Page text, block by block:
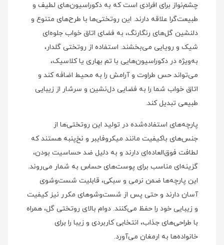
چشم‌نواز برای افرادی است که به دکوراسیون‌های لطیف و
طبیعت‌گرا علاقه دارند. این روتختی‌ها با طرح‌های متنوع و
دلنشین گل‌های رنگارنگ، به فضای اتاق خواب جلوه‌ای
شیک و رویایی می‌بخشند. استفاده از روتختی گلدار،
به‌ویژه در دکوراسیون‌هایی با تم بهاری یا کلاسیک،
می‌تواند حس طراوت و آرامش را به محیط اضافه کند و
اتاق خواب شما را به فضایی دل‌نشین و سرشار از زیبایی
طبیعی تبدیل کند.
پارچه‌های استفاده‌شده در تولید این روتختی‌ها از
جنس‌های باکیفیت مانند میکروفایبر و نخ‌پنبه هستند که
لطافت فوق‌العاده‌ای دارند و به دلیل ضد حساسیت بودن،
گزینه‌ای مناسب برای پوست‌های حساس به شمار می‌روند.
این پارچه‌ها ضمن نرمی و سبکی، قابلیت شست‌وشوی
آسان دارند و حتی پس از شست‌وشوهای مکرر نیز کیفیت
و زیبایی خود را حفظ می‌کنند. دوام بالای روتختی گل، همراه
با طراحی‌های جذاب، انتخابی کاربردی و زیبا را برای
خانواده‌ها به ارمغان می‌آورد.